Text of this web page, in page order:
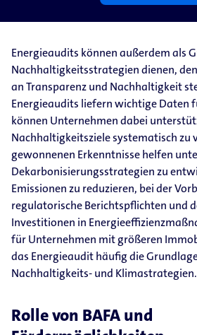
Energieaudits können außerdem als
Nachhaltigkeitsstrategien dienen,
an Transparenz und Nachhaltigkeit
Energieaudits liefern wichtige Daten
können Unternehmen dabei
Nachhaltigkeitsziele systematisch zu
gewonnenen Erkenntnisse helfen
Dekarbonisierungsstrategien zu
Emissionen zu reduzieren, bei der
regulatorische Berichtspflichten und
Investitionen in
für Unternehmen mit größeren
das Energieaudit häufig die
Nachhaltigkeits- und Klimastrategien.
Rolle von BAFA und